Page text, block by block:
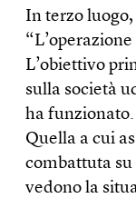
In terzo
L’obiettivo
sulla società
ha funzionato.
Quella a cui
combattuta
vedono la